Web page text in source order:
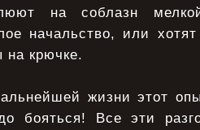
на соблазн
начальство, или
на крючке.
жизни этот
бояться! Все эти